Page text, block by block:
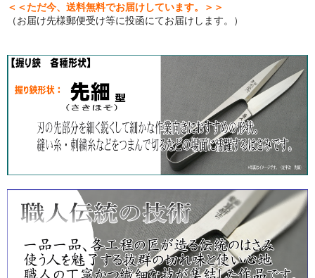
＜＜ただ今、送料無料でお届けしています。＞＞
（お届け先様郵便受け等に投函にてお届けします。）